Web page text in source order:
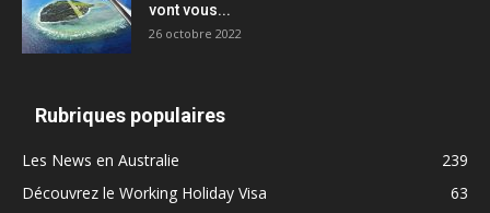
vont vous...
26 octobre 2022
Rubriques populaires
Les News en Australie
239
Découvrez le Working Holiday Visa
63